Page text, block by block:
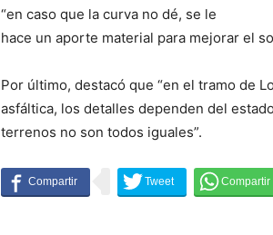
“en caso que la curva no dé, se le
hace un aporte material para mejorar el
Por último, destacó que “en el tramo de
asfáltica, los detalles dependen del
terrenos no son todos iguales”.